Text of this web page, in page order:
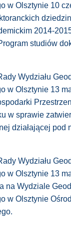
w Olsztynie 10
2014-
studiów
Wydziału
w Olsztynie 13
w sprawie
działającej pod
Wydziału
w Olsztynie 13
na Wydziale
w Olsztynie